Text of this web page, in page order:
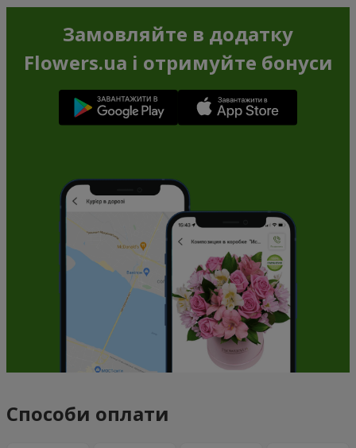
Замовляйте в додатку
Flowers.ua і отримуйте бонуси
Способи оплати